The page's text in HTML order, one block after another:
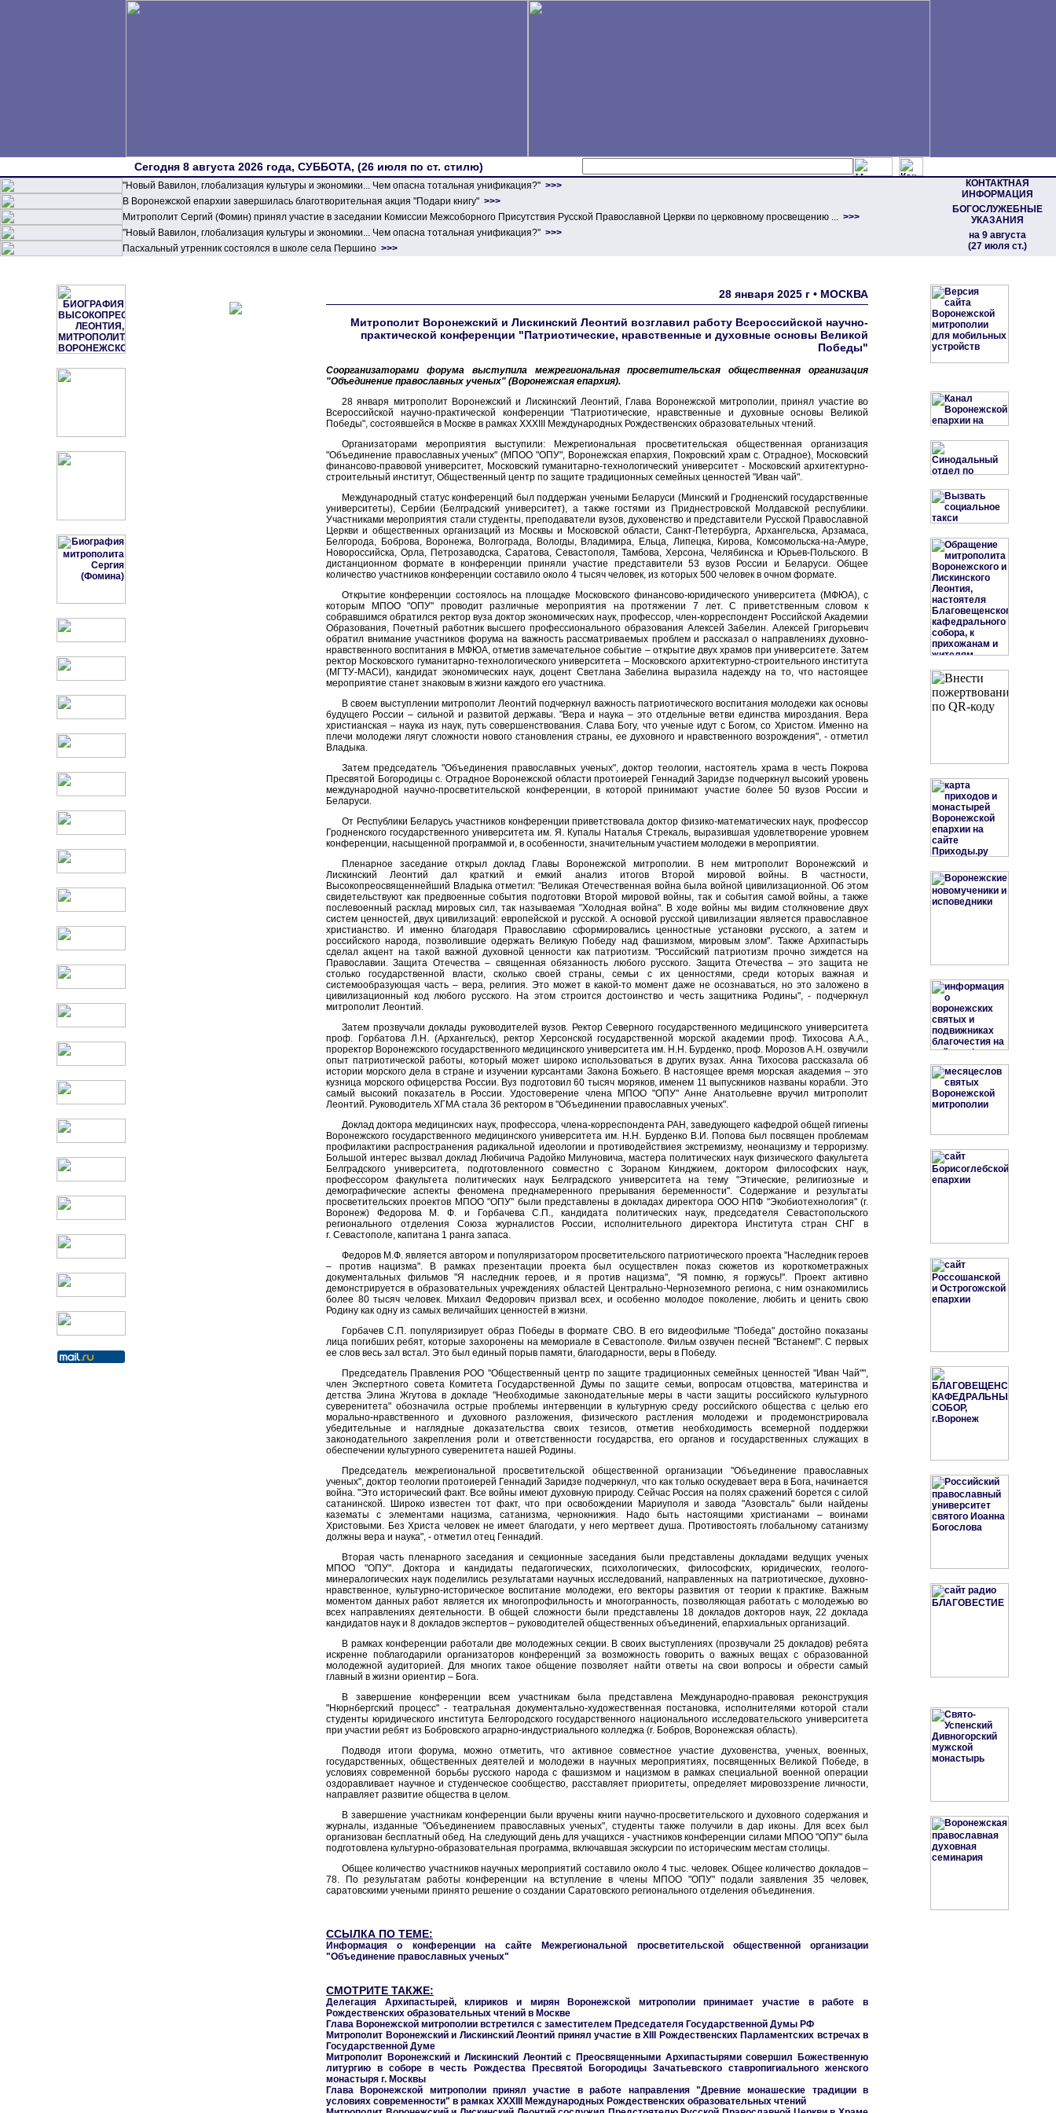
Сегодня 8 августа 2026 года, СУББОТА, (26 июля по ст. стилю)
"Новый Вавилон, глобализация культуры и экономики... Чем опасна тотальная унификация?" >>>
КОНТАКТНАЯ
ИНФОРМАЦИЯ
БОГОСЛУЖЕБНЫЕ
УКАЗАНИЯ
на 9 августа
(27 июля ст.)
В Воронежской епархии завершилась благотворительная акция "Подари книгу" >>>
Митрополит Сергий (Фомин) принял участие в заседании Комиссии Межсоборного Присутствия Русской Православной Церкви по церковному просвещению ... >>>
"Новый Вавилон, глобализация культуры и экономики... Чем опасна тотальная унификация?" >>>
Пасхальный утренник состоялся в школе села Першино >>>
28 января 2025 г • МОСКВА
Митрополит Воронежский и Лискинский Леонтий возглавил работу Всероссийской научно-
практической конференции "Патриотические, нравственные и духовные основы Великой
Победы"
Соорганизаторами форума выступила межрегиональная просветительская общественная организация
"Объединение православных ученых" (Воронежская епархия).
28 января митрополит Воронежский и Лискинский Леонтий, Глава Воронежской митрополии, принял участие во
Всероссийской научно-практической конференции "Патриотические, нравственные и духовные основы Великой
Победы", состоявшейся в Москве в рамках XXXIII Международных Рождественских образовательных чтений.
Организаторами мероприятия выступили: Межрегиональная просветительская общественная организация
"Объединение православных ученых" (МПОО "ОПУ", Воронежская епархия, Покровский храм с. Отрадное), Московский
финансово-правовой университет, Московский гуманитарно-технологический университет - Московский архитектурно-
строительный институт, Общественный центр по защите традиционных семейных ценностей "Иван чай".
Международный статус конференций был поддержан учеными Беларуси (Минский и Гродненский государственные
университеты), Сербии (Белградский университет), а также гостями из Приднестровской Молдавской республики.
Участниками мероприятия стали студенты, преподаватели вузов, духовенство и представители Русской Православной
Церкви и общественных организаций из Москвы и Московской области, Санкт-Петербурга, Архангельска, Арзамаса,
Белгорода, Боброва, Воронежа, Волгограда, Вологды, Владимира, Ельца, Липецка, Кирова, Комсомольска-на-Амуре,
Новороссийска, Орла, Петрозаводска, Саратова, Севастополя, Тамбова, Херсона, Челябинска и Юрьев-Польского. В
дистанционном формате в конференции приняли участие представители 53 вузов России и Беларуси. Общее
количество участников конференции составило около 4 тысяч человек, из которых 500 человек в очном формате.
Открытие конференции состоялось на площадке Московского финансово-юридического университета (МФЮА), с
которым МПОО "ОПУ" проводит различные мероприятия на протяжении 7 лет. С приветственным словом к
собравшимся обратился ректор вуза доктор экономических наук, профессор, член-корреспондент Российской Академии
Образования, Почетный работник высшего профессионального образования Алексей Забелин. Алексей Григорьевич
обратил внимание участников форума на важность рассматриваемых проблем и рассказал о направлениях духовно-
нравственного воспитания в МФЮА, отметив замечательное событие – открытие двух храмов при университете. Затем
ректор Московского гуманитарно-технологического университета – Московского архитектурно-строительного института
(МГТУ-МАСИ), кандидат экономических наук, доцент Светлана Забелина выразила надежду на то, что настоящее
мероприятие станет знаковым в жизни каждого его участника.
В своем выступлении митрополит Леонтий подчеркнул важность патриотического воспитания молодежи как основы
будущего России – сильной и развитой державы. "Вера и наука – это отдельные ветви единства мироздания. Вера
христианская – наука из наук, путь совершенствования. Слава Богу, что ученые идут с Богом, со Христом. Именно на
плечи молодежи лягут сложности нового становления страны, ее духовного и нравственного возрождения", - отметил
Владыка.
Затем председатель "Объединения православных ученых", доктор теологии, настоятель храма в честь Покрова
Пресвятой Богородицы с. Отрадное Воронежской области протоиерей Геннадий Заридзе подчеркнул высокий уровень
международной научно-просветительской конференции, в которой принимают участие более 50 вузов России и
Беларуси.
От Республики Беларусь участников конференции приветствовала доктор физико-математических наук, профессор
Гродненского государственного университета им. Я. Купалы Наталья Стрекаль, выразившая удовлетворение уровнем
конференции, насыщенной программой и, в особенности, значительным участием молодежи в мероприятии.
Пленарное заседание открыл доклад Главы Воронежской митрополии. В нем митрополит Воронежский и
Лискинский Леонтий дал краткий и емкий анализ итогов Второй мировой войны. В частности,
Высокопреосвященнейший Владыка отметил: "Великая Отечественная война была войной цивилизационной. Об этом
свидетельствуют как предвоенные события подготовки Второй мировой войны, так и события самой войны, а также
послевоенный расклад мировых сил, так называемая "Холодная война". В ходе войны мы видим столкновение двух
систем ценностей, двух цивилизаций: европейской и русской. А основой русской цивилизации является православное
христианство. И именно благодаря Православию сформировались ценностные установки русского, а затем и
российского народа, позволившие одержать Великую Победу над фашизмом, мировым злом". Также Архипастырь
сделал акцент на такой важной духовной ценности как патриотизм. "Российский патриотизм прочно зиждется на
Православии. Защита Отечества – священная обязанность любого русского. Защита Отечества – это защита не
столько государственной власти, сколько своей страны, семьи с их ценностями, среди которых важная и
системообразующая часть – вера, религия. Это может в какой-то момент даже не осознаваться, но это заложено в
цивилизационный код любого русского. На этом строится достоинство и честь защитника Родины", - подчеркнул
митрополит Леонтий.
Затем прозвучали доклады руководителей вузов. Ректор Северного государственного медицинского университета
проф. Горбатова Л.Н. (Архангельск), ректор Херсонской государственной морской академии проф. Тихосова А.А.,
проректор Воронежского государственного медицинского университета им. Н.Н. Бурденко, проф. Морозов А.Н. озвучили
опыт патриотической работы, который может широко использоваться в других вузах. Анна Тихосова рассказала об
истории морского дела в стране и изучении курсантами Закона Божьего. В настоящее время морская академия – это
кузница морского офицерства России. Вуз подготовил 60 тысяч моряков, именем 11 выпускников названы корабли. Это
самый высокий показатель в России. Удостоверение члена МПОО "ОПУ" Анне Анатольевне вручил митрополит
Леонтий. Руководитель ХГМА стала 36 ректором в "Объединении православных ученых".
Доклад доктора медицинских наук, профессора, члена-корреспондента РАН, заведующего кафедрой общей гигиены
Воронежского государственного медицинского университета им. Н.Н. Бурденко В.И. Попова был посвящен проблемам
профилактики распространения радикальной идеологии и противодействиея экстремизму, неонацизму и терроризму.
Большой интерес вызвал доклад Любичича Радойко Милуновича, мастера политических наук физического факультета
Белградского университета, подготовленного совместно с Зораном Кинджием, доктором философских наук,
профессором факультета политических наук Белградского университета на тему "Этические, религиозные и
демографические аспекты феномена преднамеренного прерывания беременности". Содержание и результаты
просветительских проектов МПОО "ОПУ" были представлены в докладах директора ООО НПФ "Экобиотехнология" (г.
Воронеж) Федорова М. Ф. и Горбачева С.П., кандидата политических наук, председателя Севастопольского
регионального отделения Союза журналистов России, исполнительного директора Института стран СНГ в
г. Севастополе, капитана 1 ранга запаса.
Федоров М.Ф. является автором и популяризатором просветительского патриотического проекта "Наследник героев
– против нацизма". В рамках презентации проекта был осуществлен показ сюжетов из короткометражных
документальных фильмов "Я наследник героев, и я против нацизма", "Я помню, я горжусь!". Проект активно
демонстрируется в образовательных учреждениях областей Центрально-Черноземного региона, с ним ознакомились
более 80 тысяч человек. Михаил Федорович призвал всех, и особенно молодое поколение, любить и ценить свою
Родину как одну из самых величайших ценностей в жизни.
Горбачев С.П. популяризирует образ Победы в формате СВО. В его видеофильме "Победа" достойно показаны
лица погибших ребят, которые захоронены на мемориале в Севастополе. Фильм озвучен песней "Встанем!". С первых
ее слов весь зал встал. Это был единый порыв памяти, благодарности, веры в Победу.
Председатель Правления РОО "Общественный центр по защите традиционных семейных ценностей "Иван Чай"",
член Экспертного совета Комитета Государственной Думы по защите семьи, вопросам отцовства, материнства и
детства Элина Жгутова в докладе "Необходимые законодательные меры в части защиты российского культурного
суверенитета" обозначила острые проблемы интервенции в культурную среду российского общества с целью его
морально-нравственного и духовного разложения, физического растления молодежи и продемонстрировала
убедительные и наглядные доказательства своих тезисов, отметив необходимость всемерной поддержки
законодательного закрепления роли и ответственности государства, его органов и государственных служащих в
обеспечении культурного суверенитета нашей Родины.
Председатель межрегиональной просветительской общественной организации "Объединение православных
ученых", доктор теологии протоиерей Геннадий Заридзе подчеркнул, что как только оскудевает вера в Бога, начинается
война. "Это исторический факт. Все войны имеют духовную природу. Сейчас Россия на полях сражений борется с силой
сатанинской. Широко известен тот факт, что при освобождении Мариуполя и завода "Азовсталь" были найдены
казематы с элементами нацизма, сатанизма, чернокнижия. Надо быть настоящими христианами – воинами
Христовыми. Без Христа человек не имеет благодати, у него мертвеет душа. Противостоять глобальному сатанизму
должны вера и наука", - отметил отец Геннадий.
Вторая часть пленарного заседания и секционные заседания были представлены докладами ведущих ученых
МПОО "ОПУ". Доктора и кандидаты педагогических, психологических, философских, юридических, геолого-
минералогических наук поделились результатами научных исследований, направленных на патриотическое, духовно-
нравственное, культурно-историческое воспитание молодежи, его векторы развития от теории к практике. Важным
моментом данных работ является их многопрофильность и многогранность, позволяющая работать с молодежью во
всех направлениях деятельности. В общей сложности были представлены 18 докладов докторов наук, 22 доклада
кандидатов наук и 8 докладов экспертов – руководителей общественных объединений, епархиальных организаций.
В рамках конференции работали две молодежных секции. В своих выступлениях (прозвучали 25 докладов) ребята
искренне поблагодарили организаторов конференций за возможность говорить о важных вещах с образованной
молодежной аудиторией. Для многих такое общение позволяет найти ответы на свои вопросы и обрести самый
главный в жизни ориентир – Бога.
В завершение конференции всем участникам была представлена Международно-правовая реконструкция
"Нюрнбергский процесс" - театральная документально-художественная постановка, исполнителями которой стали
студенты юридического института Белгородского государственного национального исследовательского университета
при участии ребят из Бобровского аграрно-индустриального колледжа (г. Бобров, Воронежская область).
Подводя итоги форума, можно отметить, что активное совместное участие духовенства, ученых, военных,
государственных, общественных деятелей и молодежи в научных мероприятиях, посвященных Великой Победе, в
условиях современной борьбы русского народа с фашизмом и нацизмом в рамках специальной военной операции
оздоравливает научное и студенческое сообщество, расставляет приоритеты, определяет мировоззрение личности,
направляет развитие общества в целом.
В завершение участникам конференции были вручены книги научно-просветительского и духовного содержания и
журналы, изданные "Объединением православных ученых", студенты также получили в дар иконы. Для всех был
организован бесплатный обед. На следующий день для учащихся - участников конференции силами МПОО "ОПУ" была
подготовлена культурно-образовательная программа, включавшая экскурсии по историческим местам столицы.
Общее количество участников научных мероприятий составило около 4 тыс. человек. Общее количество докладов –
78. По результатам работы конференции на вступление в члены МПОО "ОПУ" подали заявления 35 человек,
саратовскими учеными принято решение о создании Саратовского регионального отделения объединения.
ССЫЛКА ПО ТЕМЕ:
Информация о конференции на сайте Межрегиональной просветительской общественной организации
"Объединение православных ученых"
СМОТРИТЕ ТАКЖЕ:
Делегация Архипастырей, клириков и мирян Воронежской митрополии принимает участие в работе в
Рождественских образовательных чтений в Москве
Глава Воронежской митрополии встретился с заместителем Председателя Государственной Думы РФ
Митрополит Воронежский и Лискинский Леонтий принял участие в XIII Рождественских Парламентских встречах в
Государственной Думе
Митрополит Воронежский и Лискинский Леонтий с Преосвященными Архипастырями совершил Божественную
литургию в соборе в честь Рождества Пресвятой Богородицы Зачатьевского ставропигиального женского
монастыря г. Москвы
Глава Воронежской митрополии принял участие в работе направления "Древние монашеские традиции в
условиях современности" в рамках XXXIII Международных Рождественских образовательных чтений